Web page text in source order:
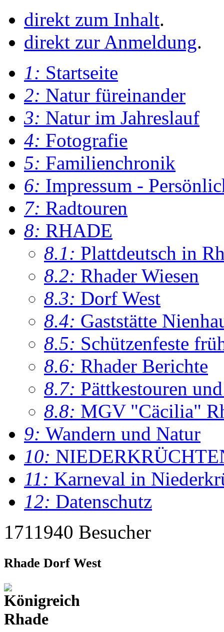
direkt zum Inhalt.
direkt zur Anmeldung.
1: Startseite
2: Natur füreinander
3: Natur im Jahreslauf
4: Fotografie
5: Familienchronik
6: Impressum -
7: Radtouren
8: RHADE
8.1: Plattdeutsch in
8.2: Rhader Wiesen
8.3: Dorf West
8.4: Gaststätte
8.5: Schützenfeste
8.6: Rhader Berichte
8.7: Pättkestouren
8.8: MGV "Cäcilia"
9: Wandern und Natur
10:
11: Karneval in
12: Datenschutz
1711940 Besucher
Rhade Dorf West